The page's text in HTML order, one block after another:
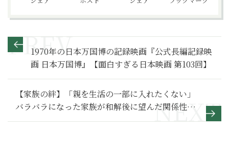
1970年の日本万国博の記録映画『公式長編記録映
画 日本万国博』【面白すぎる日本映画 第103回】
【家族の絆】「親を生活の一部に入れたくない」
バラバラになった家族が和解後に望んだ関係性と
は～その１～